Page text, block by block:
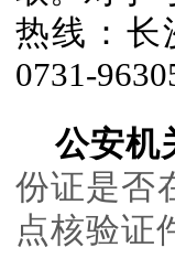
热线：长
0731-
公安机
份证是否
点核验证